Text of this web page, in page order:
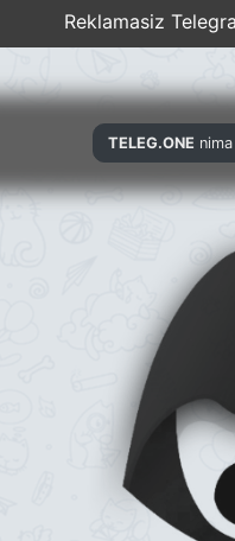
Reklamasiz
TELEG.ONE nima